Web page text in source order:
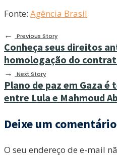
Fonte: Agência Brasil
←
Previous Story
Conheça seus direitos
homologação do
→ Next Story
Plano de paz em Gaza
entre Lula e Mahmoud
Deixe um comentário
O seu endereço de e-mail